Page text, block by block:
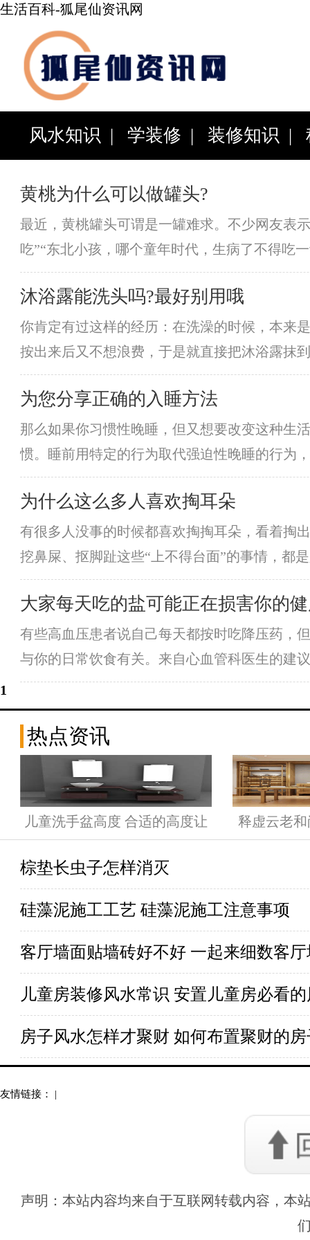
生活百科-狐尾仙资讯网
风水知识 | 学装修 | 装修知识 |
黄桃为什么可以做罐头?
最近，黄桃罐头可谓是一罐难求。不少网友表
吃”“东北小孩，哪个童年时代，生病了不得吃
头?为什么黄桃罐头可以在东北“封神”吗
沐浴露能洗头吗?最好别用哦
你肯定有过这样的经历：在洗澡的时候，本来
按出来后又不想浪费，于是就直接把沐浴露抹
洗发水不太一样，但也能把头洗干净。那
为您分享正确的入睡方法
那么如果你习惯性晚睡，但又想要改变这种生
惯。睡前用特定的行为取代强迫性晚睡的行为
舒缓轻柔的音乐、室内光线充分调暗等，同时
为什么这么多人喜欢掏耳朵
有很多人没事的时候都喜欢掏掏耳朵，看着
挖鼻屎、抠脚趾这些“上不得台面”的事情，都
朵为什么爽吗?你的耳朵里为什么会出现
大家每天吃的盐可能正在损害你的
有些高血压患者说自己每天都按时吃降压药，
与你的日常饮食有关。来自心血管科医生的建
健康的1、高血压：中国有数量庞大的心脑血
1
热点资讯
儿童洗手盆高度 合适的高度让
孩子爱上洗手
释虚云老
棕垫长虫子怎样消灭
硅藻泥施工工艺 硅藻泥施工注意事项
客厅墙面贴墙砖好不好 一起来细数客
儿童房装修风水常识 安置儿童房必看
房子风水怎样才聚财 如何布置聚财的
友情链接： |
声明：本站内容均来自于互联网转载内容，本